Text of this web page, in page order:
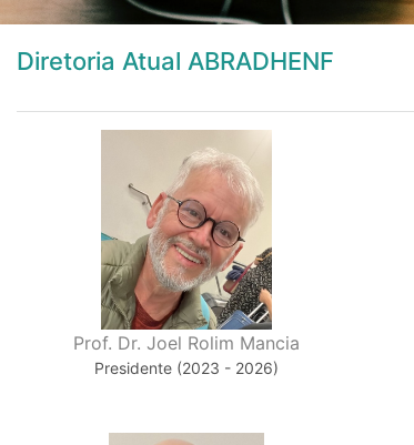
Diretoria Atual ABRADHENF
Prof. Dr. Joel Rolim Mancia
Presidente (2023 - 2026)